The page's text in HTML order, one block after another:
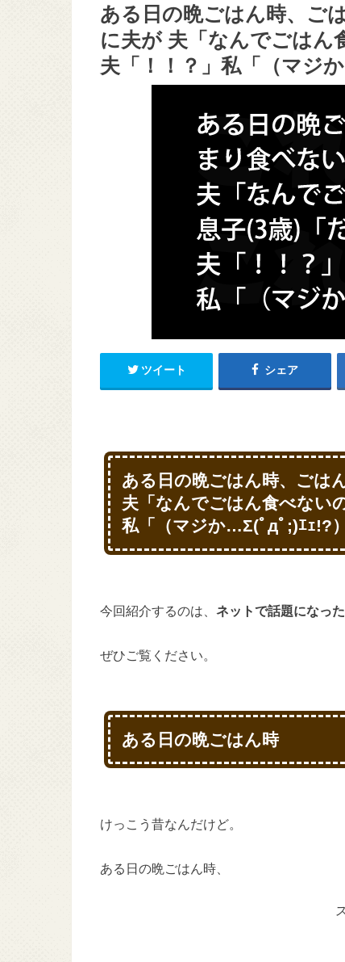
ある日の晩ごはん時、ご
に夫が 夫「なんでごはん
夫「！！？」私「（マジ
ツイート シェア
ある日の晩ごはん時、ごは
夫「なんでごはん食べない
私「（マジか…Σ(ﾟдﾟ;)ｴｪ!?）
今回紹介するのは、 ネットで話題になっ
ぜひご覧ください。
ある日の晩ごはん時
けっこう昔なんだけど。
ある日の晩ごはん時、